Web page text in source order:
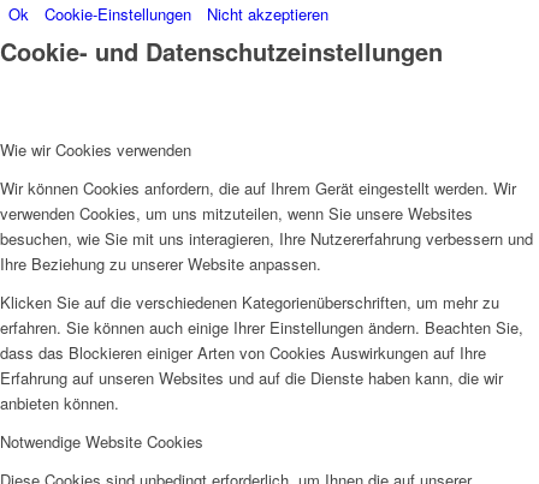
Ok Cookie-Einstellungen Nicht akzeptieren
Cookie- und Datenschutzeinstellungen
Wie wir Cookies verwenden
Wir können Cookies anfordern, die auf Ihrem Gerät eingestellt werden. Wir
verwenden Cookies, um uns mitzuteilen, wenn Sie unsere Websites
besuchen, wie Sie mit uns interagieren, Ihre Nutzererfahrung verbessern und
Ihre Beziehung zu unserer Website anpassen.
Klicken Sie auf die verschiedenen Kategorienüberschriften, um mehr zu
erfahren. Sie können auch einige Ihrer Einstellungen ändern. Beachten Sie,
dass das Blockieren einiger Arten von Cookies Auswirkungen auf Ihre
Erfahrung auf unseren Websites und auf die Dienste haben kann, die wir
anbieten können.
Notwendige Website Cookies